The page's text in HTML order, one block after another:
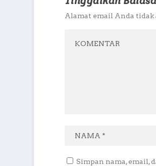
Alamat email Anda tidak
Simpan nama, email,